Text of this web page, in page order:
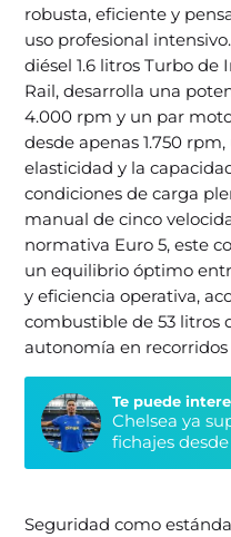
robusta, eficiente y
uso profesional
diésel 1.6 litros Turbo
Rail, desarrolla una
4.000 rpm y un par
desde apenas 1.750
elasticidad y la
condiciones de carga
manual de cinco
normativa Euro 5, este
un equilibrio óptimo
y eficiencia operativa,
combustible de 53 litros
autonomía en
Te puede
Chelsea ya
fichajes
Seguridad como